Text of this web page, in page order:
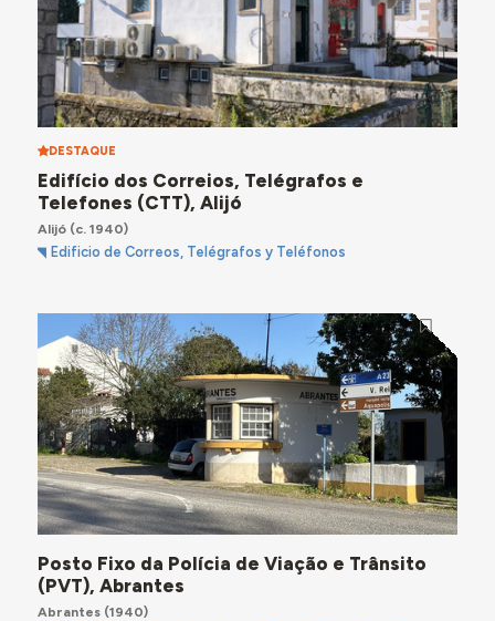
DESTAQUE
Edifício dos Correios, Telégrafos e
Telefones (CTT), Alijó
Alijó(c. 1940)
Edificio de Correos, Telégrafos y Teléfonos
Posto Fixo da Polícia de Viação e Trânsito
(PVT), Abrantes
Abrantes(1940)